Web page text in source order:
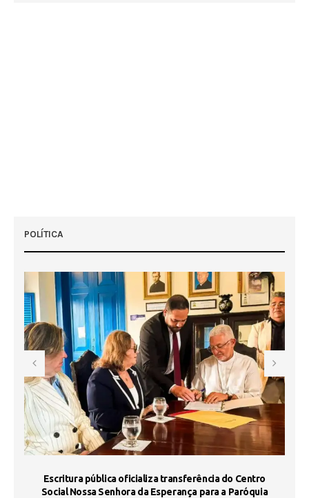
POLÍTICA
Escritura pública oficializa transferência do Centro
Social Nossa Senhora da Esperança para a Paróquia